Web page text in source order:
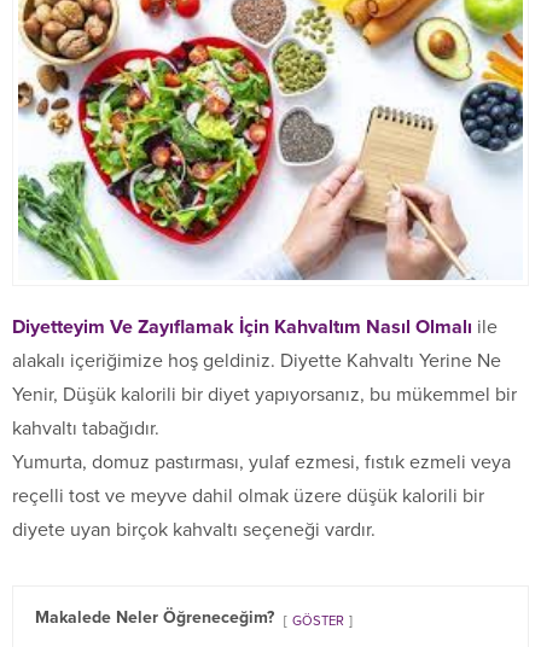
Diyetteyim Ve Zayıflamak İçin Kahvaltım Nasıl Olmalı ile
alakalı içeriğimize hoş geldiniz. Diyette Kahvaltı Yerine Ne
Yenir, Düşük kalorili bir diyet yapıyorsanız, bu mükemmel bir
kahvaltı tabağıdır.
Yumurta, domuz pastırması, yulaf ezmesi, fıstık ezmeli veya
reçelli tost ve meyve dahil olmak üzere düşük kalorili bir
diyete uyan birçok kahvaltı seçeneği vardır.
Makalede Neler Öğreneceğim? GÖSTER